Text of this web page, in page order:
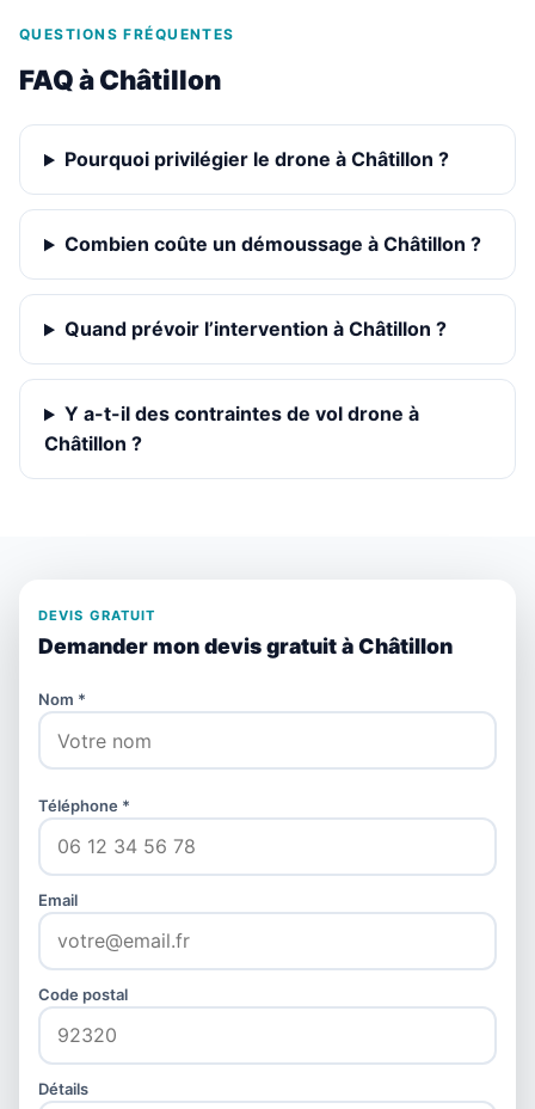
QUESTIONS FRÉQUENTES
FAQ à Châtillon
Pourquoi privilégier le drone à Châtillon ?
Combien coûte un démoussage à Châtillon ?
Quand prévoir l’intervention à Châtillon ?
Y a-t-il des contraintes de vol drone à
Châtillon ?
DEVIS GRATUIT
Demander mon devis gratuit à Châtillon
Nom *
Téléphone *
Email
Code postal
Détails